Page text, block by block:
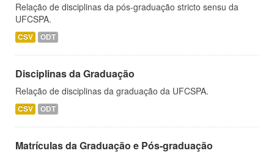
Relação de disciplinas da pós-graduação stricto sensu da
UFCSPA.
CSV ODT
Disciplinas da Graduação
Relação de disciplinas da graduação da UFCSPA.
CSV ODT
Matrículas da Graduação e Pós-graduação